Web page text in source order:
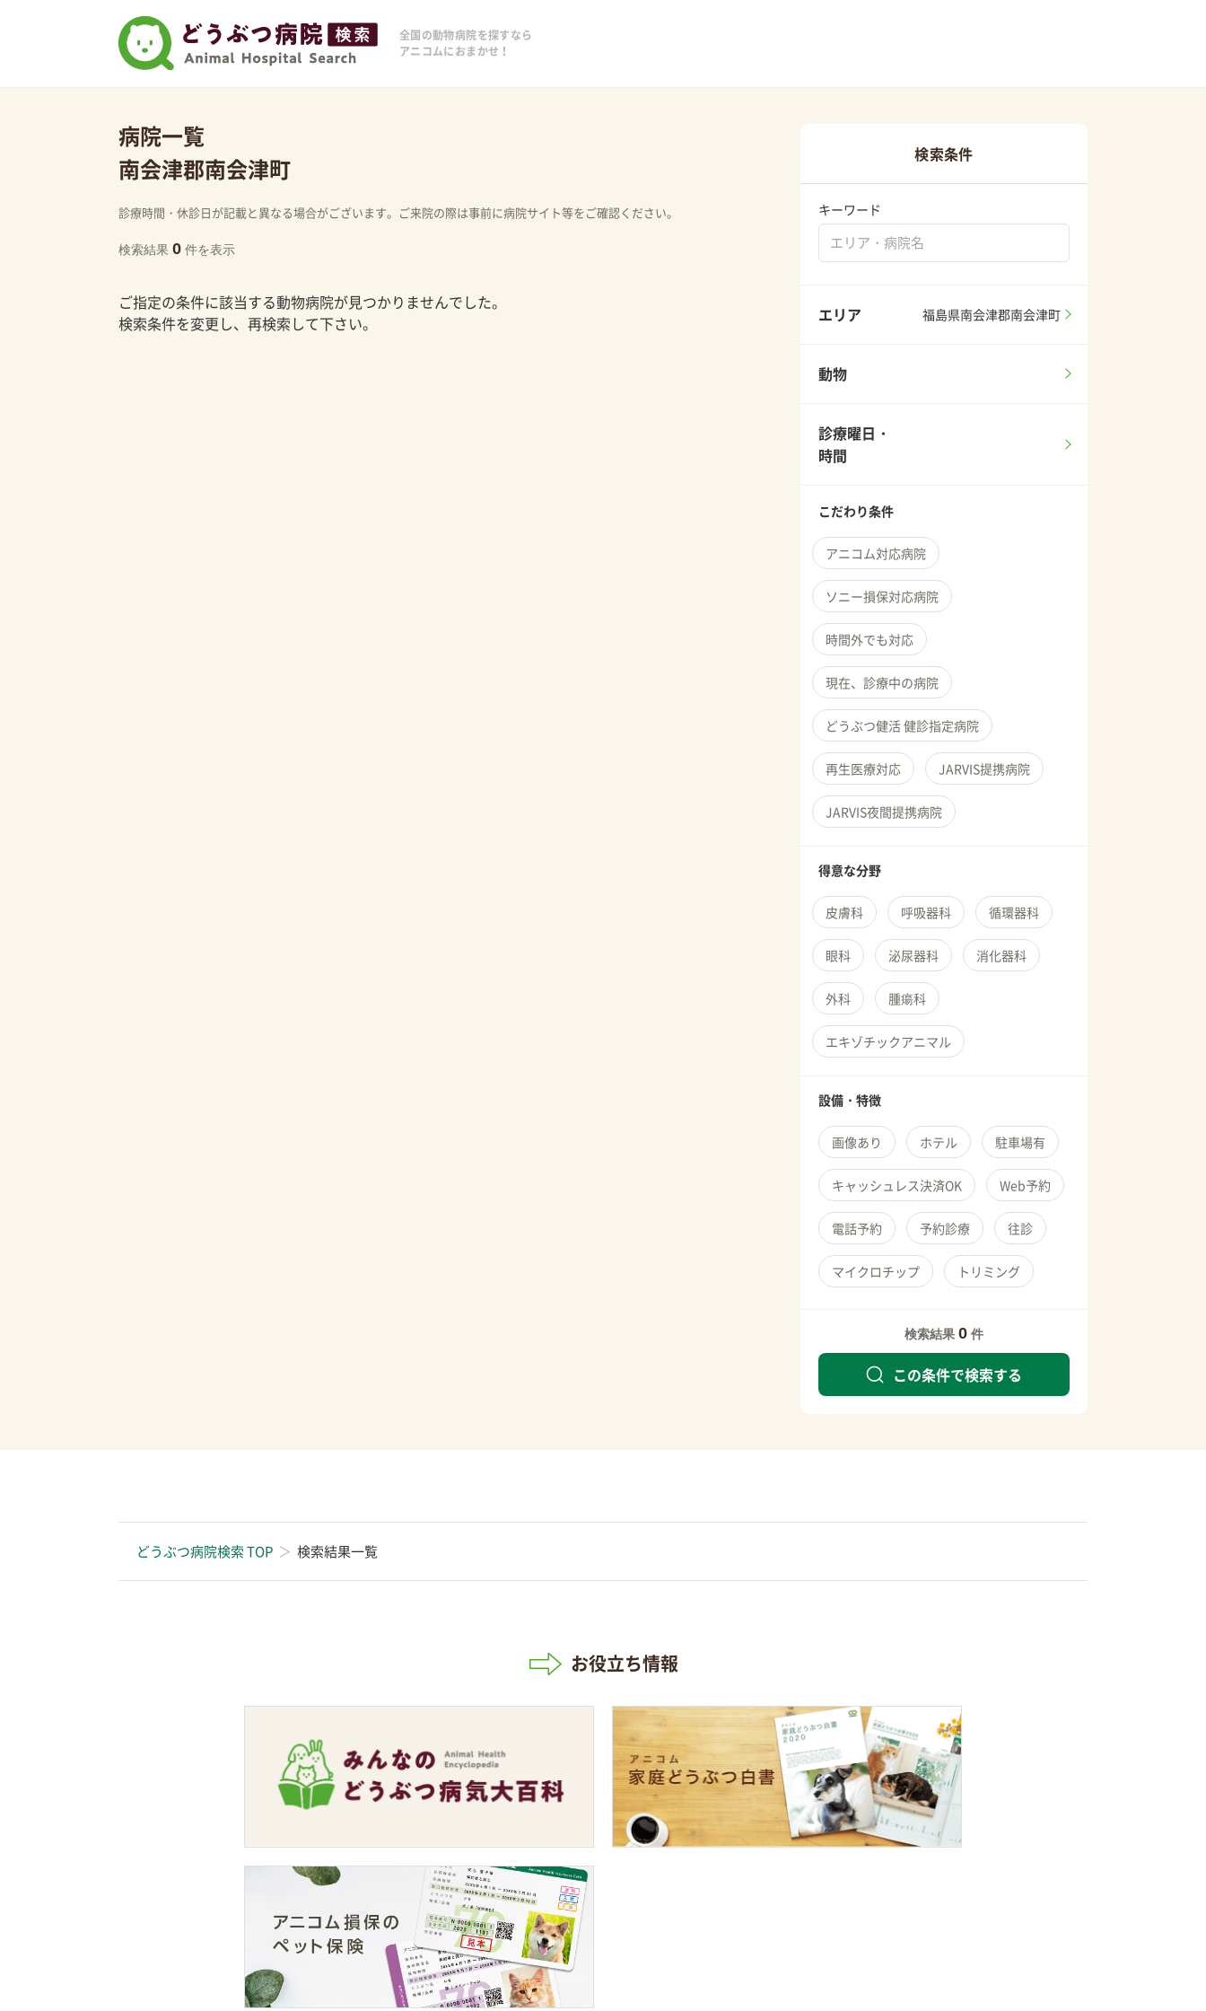
全国の動物病院を探すなら
アニコムにおまかせ！
病院一覧
南会津郡南会津町
診療時間・休診日が記載と異なる場合がございます。ご来院の際は事前に病院サイト等をご確認ください。
検索結果 0 件を表示
ご指定の条件に該当する動物病院が見つかりませんでした。
検索条件を変更し、再検索して下さい。
検索条件
キーワード
エリア 福島県南会津郡南会津町
動物
診療曜日・
時間
こだわり条件
アニコム対応病院
ソニー損保対応病院
時間外でも対応
現在、診療中の病院
どうぶつ健活 健診指定病院
再生医療対応 JARVIS提携病院
JARVIS夜間提携病院
得意な分野
皮膚科 呼吸器科 循環器科
眼科 泌尿器科 消化器科
外科 腫瘍科
エキゾチックアニマル
設備・特徴
画像あり ホテル 駐車場有
キャッシュレス決済OK Web予約
電話予約 予約診療 往診
マイクロチップ トリミング
検索結果 0 件
この条件で検索する
どうぶつ病院検索 TOP 検索結果一覧
お役立ち情報